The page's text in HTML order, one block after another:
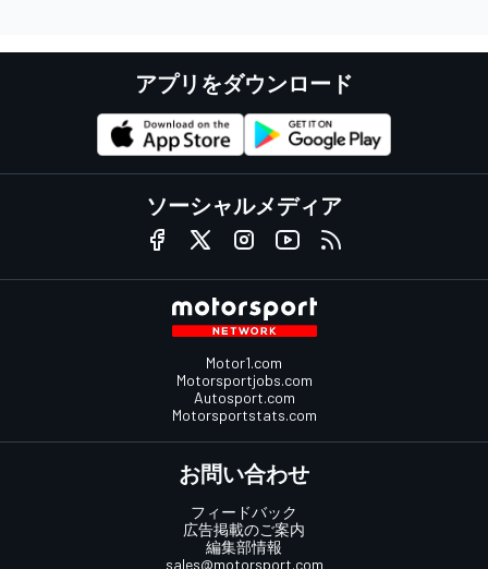
アプリをダウンロード
ソーシャルメディア
Motor1.com
Motorsportjobs.com
Autosport.com
Motorsportstats.com
お問い合わせ
フィードバック
広告掲載のご案内
編集部情報
sales@motorsport.com